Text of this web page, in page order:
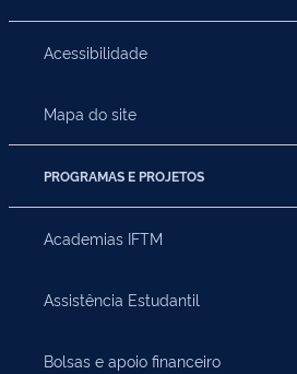
Acessibilidade
Mapa do site
PROGRAMAS E PROJETOS
Academias IFTM
Assistência Estudantil
Bolsas e apoio financeiro